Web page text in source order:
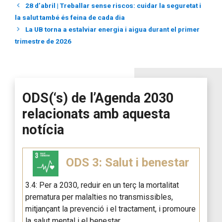
28 d’abril | Treballar sense riscos: cuidar la seguretat i
la salut també és feina de cada dia
La UB torna a estalviar energia i aigua durant el primer
trimestre de 2026
ODS(‘s) de l’Agenda 2030
relacionats amb aquesta
notícia
ODS 3: Salut i benestar
3.4: Per a 2030, reduir en un terç la mortalitat
prematura per malalties no transmissibles,
mitjançant la prevenció i el tractament, i promoure